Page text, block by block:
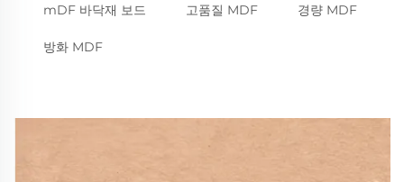
mDF 바닥재 보드 고품질 MDF 경량 MDF
방화 MDF